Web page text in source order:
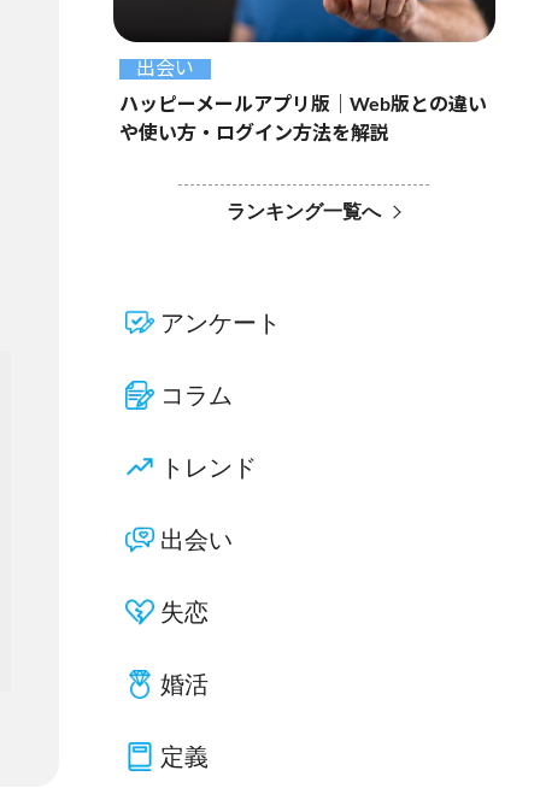
出会い
ハッピーメールアプリ版｜Web版との違い
や使い方・ログイン方法を解説
ランキング一覧へ
アンケート
コラム
トレンド
出会い
失恋
婚活
定義